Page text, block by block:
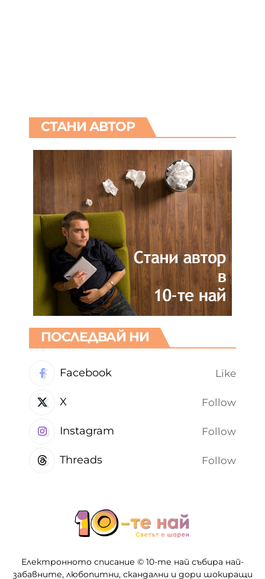
СТАНИ АВТОР
ПОСЛЕДВАЙ НИ
Facebook Like
X Follow
Instagram Follow
Threads Follow
Електронното списание © 10-те най събира най-
забавните, любопитни, скандални и дори шокиращи